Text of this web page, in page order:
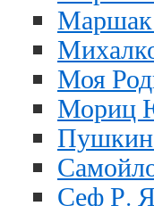
Моя
Мориц
Сеф Р.